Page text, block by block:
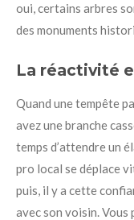
oui, certains arbres
des monuments
La réactivité
Quand une tempête
avez une branche
temps d’attendre un
pro local se déplace
puis, il y a cette
avec son voisin. Vous